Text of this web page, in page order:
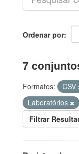
Ordenar por
7
Formatos: CSV
Laboratórios
Filtrar